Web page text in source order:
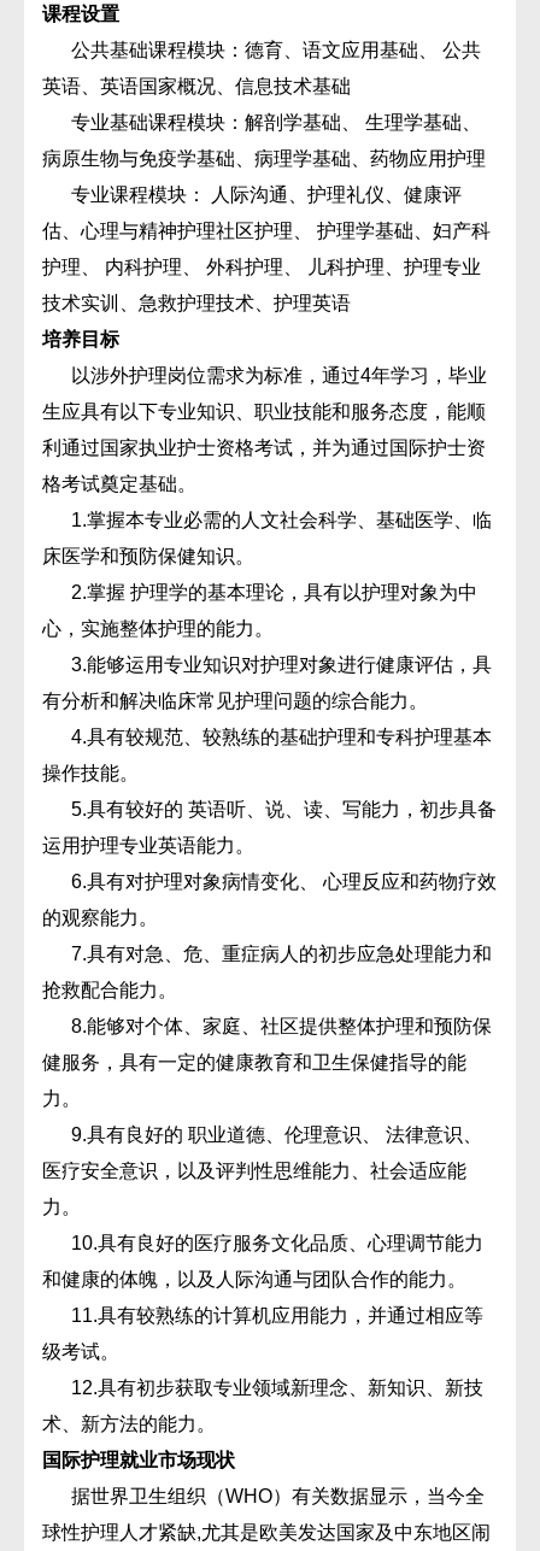
课程设置
公共基础课程模块：德育、语文应用基础、 公共
英语、英语国家概况、信息技术基础
专业基础课程模块：解剖学基础、 生理学基础、
病原生物与免疫学基础、病理学基础、药物应用护理
专业课程模块： 人际沟通、护理礼仪、健康评
估、心理与精神护理社区护理、 护理学基础、妇产科
护理、 内科护理、 外科护理、 儿科护理、护理专业
技术实训、急救护理技术、护理英语
培养目标
以涉外护理岗位需求为标准，通过4年学习，毕业
生应具有以下专业知识、职业技能和服务态度，能顺
利通过国家执业护士资格考试，并为通过国际护士资
格考试奠定基础。
1.掌握本专业必需的人文社会科学、基础医学、临
床医学和预防保健知识。
2.掌握 护理学的基本理论，具有以护理对象为中
心，实施整体护理的能力。
3.能够运用专业知识对护理对象进行健康评估，具
有分析和解决临床常见护理问题的综合能力。
4.具有较规范、较熟练的基础护理和专科护理基本
操作技能。
5.具有较好的 英语听、说、读、写能力，初步具备
运用护理专业英语能力。
6.具有对护理对象病情变化、 心理反应和药物疗效
的观察能力。
7.具有对急、危、重症病人的初步应急处理能力和
抢救配合能力。
8.能够对个体、家庭、社区提供整体护理和预防保
健服务，具有一定的健康教育和卫生保健指导的能
力。
9.具有良好的 职业道德、伦理意识、 法律意识、
医疗安全意识，以及评判性思维能力、社会适应能
力。
10.具有良好的医疗服务文化品质、心理调节能力
和健康的体魄，以及人际沟通与团队合作的能力。
11.具有较熟练的计算机应用能力，并通过相应等
级考试。
12.具有初步获取专业领域新理念、新知识、新技
术、新方法的能力。
国际护理就业市场现状
据世界卫生组织（WHO）有关数据显示，当今全
球性护理人才紧缺,尤其是欧美发达国家及中东地区闹